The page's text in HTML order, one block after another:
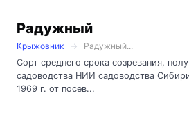
Радужный
Крыжовник
Радужный...
Сорт среднего срока созревания,
садоводства НИИ садоводства
1969 г. от посев...